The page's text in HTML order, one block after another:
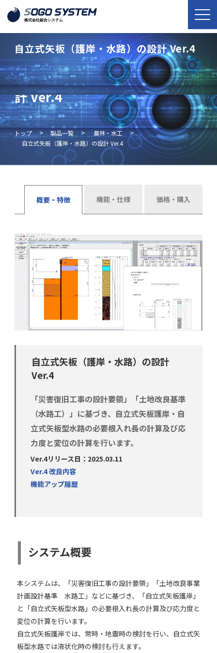
自立式矢板（護岸・水路）の設
計 Ver.4
トップ > 製品一覧 > 農林・水工 >
自立式矢板（護岸・水路）の設計 Ver.4
自立式矢板（護岸・水路）の設計 Ver.4
概要・特徴 機能・仕様 価格・購入
自立式矢板（護岸・水路）の設計
Ver.4
「災害復旧工事の設計要領」「土地改良基準
（水路工）」に基づき、自立式矢板護岸・自
立式矢板型水路の必要根入れ長の計算及び応
力度と変位の計算を行います。
Ver.4リリース日：2025.03.11
Ver.4 改良内容
機能アップ履歴
システム概要
本システムは、「災害復旧工事の設計要領」「土地改良事業
計画設計基準 水路工」などに基づき、「自立式矢板護岸」
と「自立式矢板型水路」の必要根入れ長の計算及び応力度と
変位の計算を行います。
自立式矢板護岸では、常時・地震時の検討を行い、自立式矢
板型水路では液状化時の検討も行えます。